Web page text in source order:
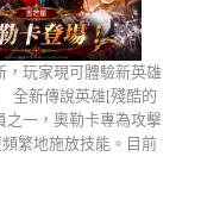
，玩家現可體驗新英雄
全新傳說英雄[殘酷的
之一，奧勒卡專為攻擊
繁地施放技能。目前